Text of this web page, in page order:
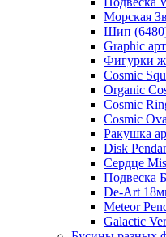
Морская
Шип
Graphic
Фигурки
Cosmic
Organic
Cosmic
Cosmic
Ракушка
Disk
Сердце
Подвеска
De-Art
Meteor
Galactic